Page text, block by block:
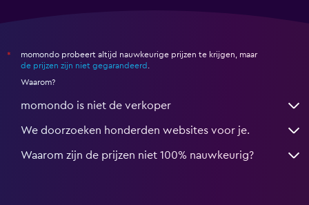
*
momondo probeert altijd nauwkeurige prijzen te krijgen, maar
de prijzen zijn niet gegarandeerd
Waarom?
momondo is niet de verkoper
We doorzoeken honderden websites voor je.
Waarom zijn de prijzen niet 100% nauwkeurig?